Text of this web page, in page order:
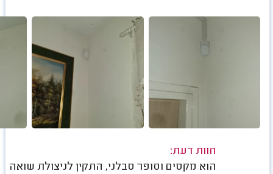
חוות דעת:
הוא מקסים וסופר סבלני, התקין לניצולת שואה